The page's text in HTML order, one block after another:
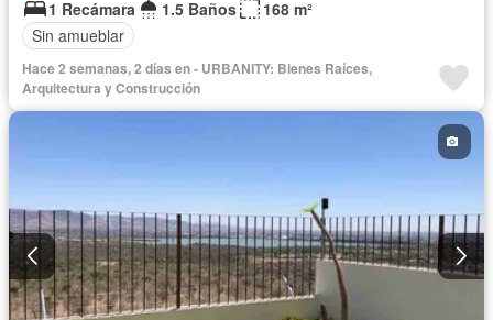
1 Recámara
1.5 Baños
168 m²
Sin amueblar
Hace 2 semanas, 2 días en - URBANITY: Bienes Raíces,
Arquitectura y Construcción